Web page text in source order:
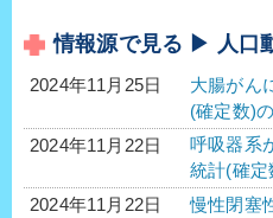
情報源で見る ▶ 人口
2024年11月25日
大腸がん
(確定数)
2024年11月22日
呼吸器系
統計(確定
2024年11月22日
慢性閉塞